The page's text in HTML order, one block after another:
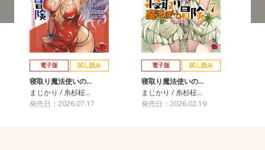
電子版 試し読み
寝取り魔法使いの…
まじかり / 糸杉柾…
発売日：2026.07.17
電子版 試し読み
寝取り魔法使いの…
まじかり / 糸杉柾…
発売日：2026.02.19